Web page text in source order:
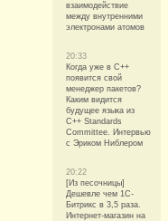
взаимодействие
между внутренними
электронами атомов
20:33
Когда уже в C++
появится свой
менеджер пакетов?
Каким видится
будущее языка из
C++ Standards
Committee. Интервью
с Эриком Ниблером
20:22
[Из песочницы]
Дешевле чем 1С-
Битрикс в 3,5 раза.
Интернет-магазин на